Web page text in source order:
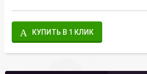
КУПИТЬ В 1 КЛИК